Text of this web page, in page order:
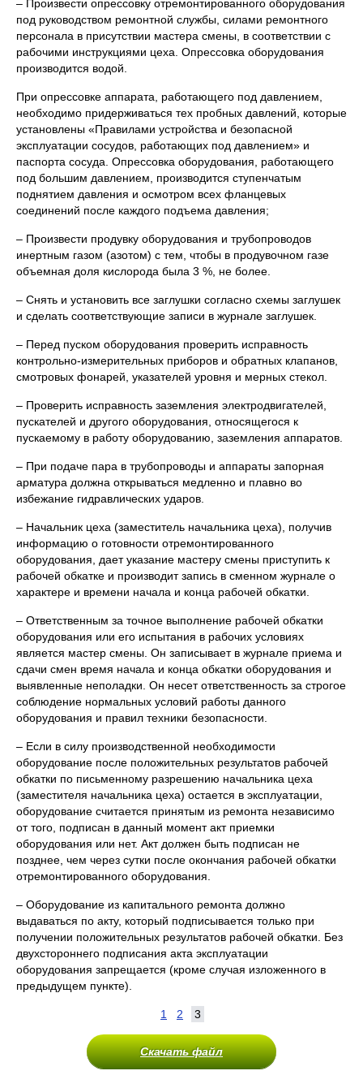
– Произвести опрессовку отремонтированного оборудования
под руководством ремонтной службы, силами ремонтного
персонала в присутствии мастера смены, в соответствии с
рабочими инструкциями цеха. Опрессовка оборудования
производится водой.
При опрессовке аппарата, работающего под давлением,
необходимо придерживаться тех пробных давлений, которые
установлены «Правилами устройства и безопасной
эксплуатации сосудов, работающих под давлением» и
паспорта сосуда. Опрессовка оборудования, работающего
под большим давлением, производится ступенчатым
поднятием давления и осмотром всех фланцевых
соединений после каждого подъема давления;
– Произвести продувку оборудования и трубопроводов
инертным газом (азотом) с тем, чтобы в продувочном газе
объемная доля кислорода была 3 %, не более.
– Снять и установить все заглушки согласно схемы заглушек
и сделать соответствующие записи в журнале заглушек.
– Перед пуском оборудования проверить исправность
контрольно-измерительных приборов и обратных клапанов,
смотровых фонарей, указателей уровня и мерных стекол.
– Проверить исправность заземления электродвигателей,
пускателей и другого оборудования, относящегося к
пускаемому в работу оборудованию, заземления аппаратов.
– При подаче пара в трубопроводы и аппараты запорная
арматура должна открываться медленно и плавно во
избежание гидравлических ударов.
– Начальник цеха (заместитель начальника цеха), получив
информацию о готовности отремонтированного
оборудования, дает указание мастеру смены приступить к
рабочей обкатке и производит запись в сменном журнале о
характере и времени начала и конца рабочей обкатки.
– Ответственным за точное выполнение рабочей обкатки
оборудования или его испытания в рабочих условиях
является мастер смены. Он записывает в журнале приема и
сдачи смен время начала и конца обкатки оборудования и
выявленные неполадки. Он несет ответственность за строгое
соблюдение нормальных условий работы данного
оборудования и правил техники безопасности.
– Если в силу производственной необходимости
оборудование после положительных результатов рабочей
обкатки по письменному разрешению начальника цеха
(заместителя начальника цеха) остается в эксплуатации,
оборудование считается принятым из ремонта независимо
от того, подписан в данный момент акт приемки
оборудования или нет. Акт должен быть подписан не
позднее, чем через сутки после окончания рабочей обкатки
отремонтированного оборудования.
– Оборудование из капитального ремонта должно
выдаваться по акту, который подписывается только при
получении положительных результатов рабочей обкатки. Без
двухстороннего подписания акта эксплуатации
оборудования запрещается (кроме случая изложенного в
предыдущем пункте).
1 2 3
Скачать файл